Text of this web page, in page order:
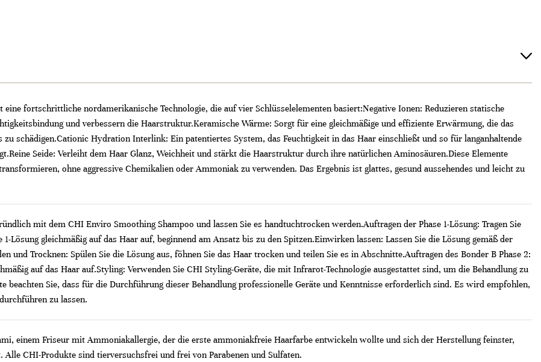
fortschrittliche nordamerikanische Technologie, die auf vier Schlüsselelementen basiert:​ Negative Ionen: Reduzieren statische
und verbessern die Haarstruktur. ​ Keramische Wärme: Sorgt für eine gleichmäßige und effiziente Erwärmung, die das
zu schädigen.​ Cationic Hydration Interlink: Ein patentiertes System, das Feuchtigkeit in das Haar einschließt und so für langanhaltende
Reine Seide: Verleiht dem Haar Glanz, Weichheit und stärkt die Haarstruktur durch ihre natürlichen Aminosäuren.​ Diese Elemente
ohne aggressive Chemikalien oder Ammoniak zu verwenden. Das Ergebnis ist glattes, gesund aussehendes und leicht zu
mit dem CHI Enviro Smoothing Shampoo und lassen Sie es handtuchtrocken werden.​ Auftragen der Phase 1-Lösung: Tragen Sie
Lösung gleichmäßig auf das Haar auf, beginnend am Ansatz bis zu den Spitzen.​ Einwirken lassen: Lassen Sie die Lösung gemäß der
und Trocknen: Spülen Sie die Lösung aus, föhnen Sie das Haar trocken und teilen Sie es in Abschnitte.​ Auftragen des Bonder B Phase 2:
auf das Haar auf.​ Styling: Verwenden Sie CHI Styling-Geräte, die mit Infrarot-Technologie ausgestattet sind, um die Behandlung zu
beachten Sie, dass für die Durchführung dieser Behandlung professionelle Geräte und Kenntnisse erforderlich sind. Es wird empfohlen,
zu lassen.
einem Friseur mit Ammoniakallergie, der die erste ammoniakfreie Haarfarbe entwickeln wollte und sich der Herstellung feinster,
Alle CHI-Produkte sind tierversuchsfrei und frei von Parabenen und Sulfaten.